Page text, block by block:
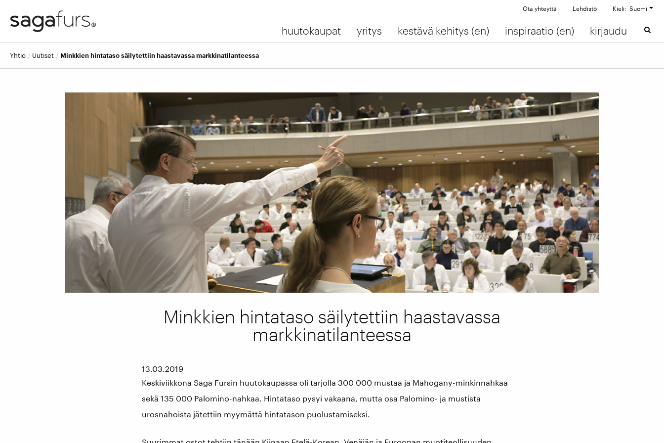
Ota yhteyttä Lehdistö Kieli: Suomi
huutokaupat yritys kestävä kehitys (en) inspiraatio (en) kirjaudu
yhtio uutiset Minkkien hintataso säilytettiin haastavassa markkinatilanteessa
Minkkien hintataso säilytettiin haastavassa
markkinatilanteessa
13.03.2019
Keskiviikkona Saga Fursin huutokaupassa oli tarjolla 300 000 mustaa ja Mahogany-minkinnahkaa
sekä 135 000 Palomino-nahkaa. Hintataso pysyi vakaana, mutta osa Palomino- ja mustista
urosnahoista jätettiin myymättä hintatason puolustamiseksi.